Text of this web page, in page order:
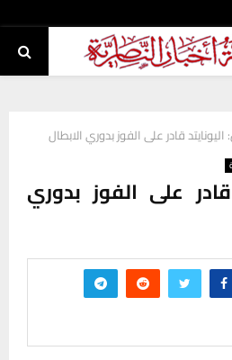
اليونايتد قادر على الفوز بدوري الابطال
قادر على الفوز بدوري